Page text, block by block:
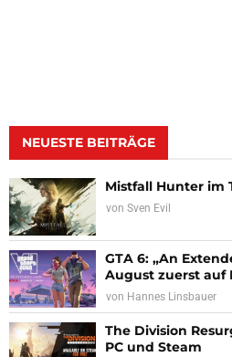
NEUESTE BEITRÄGE
Mistfall Hunter im
von Sven Evil
GTA 6: „An
August zuerst auf
von Hannes Linsbauer
The Division
PC und Steam